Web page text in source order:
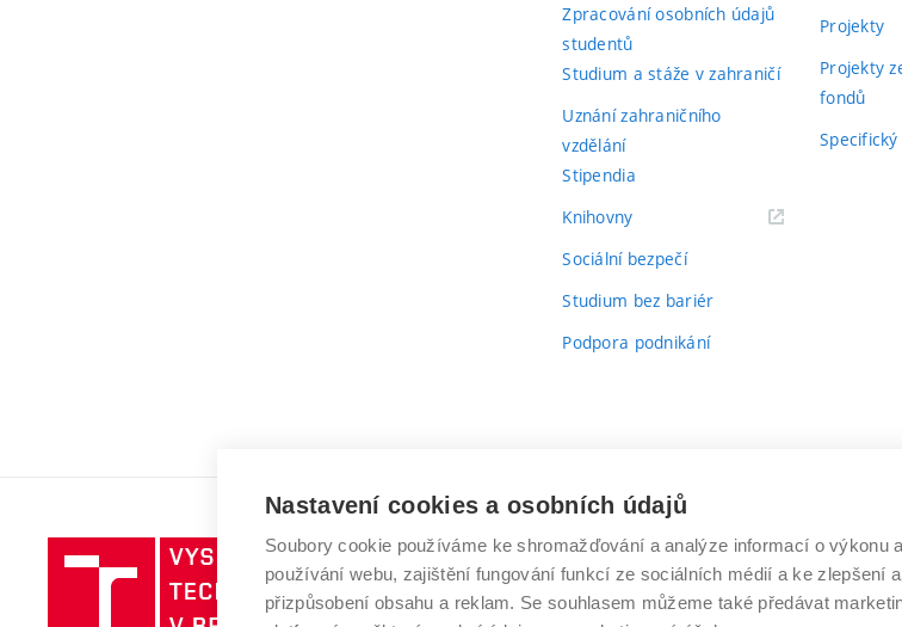
Zpracování osobních údajů
studentů
Studium a stáže v zahraničí
Uznání zahraničního
vzdělání
Stipendia
Knihovny(externí
Sociální bezpečí
Studium bez bariér
Podpora podnikání
Projekty
Projekty
fondů
Vysoké
učení
technické
VYSOKÉ UČENÍ TECHNICKÉ V BRNĚ
Antonínská 548/1
www.vut.cz
Nastavení cookies a osobních údajů
Soubory cookie používáme ke shromažďování a analýze informací o výkonu a
používání webu, zajištění fungování funkcí ze sociálních médií a ke zlepšení a
přizpůsobení obsahu a reklam. Se souhlasem můžeme také předávat